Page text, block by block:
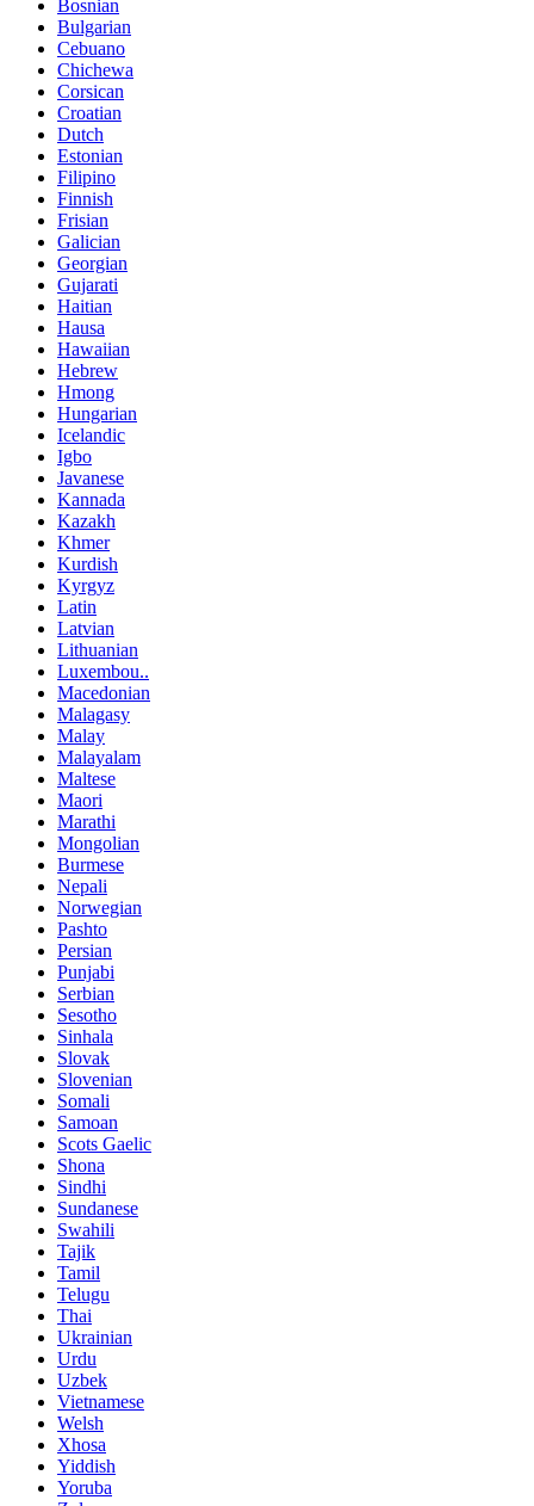
Bosnian
Bulgarian
Cebuano
Chichewa
Corsican
Croatian
Dutch
Estonian
Filipino
Finnish
Frisian
Galician
Georgian
Gujarati
Haitian
Hausa
Hawaiian
Hebrew
Hmong
Hungarian
Icelandic
Igbo
Javanese
Kannada
Kazakh
Khmer
Kurdish
Kyrgyz
Latin
Latvian
Lithuanian
Luxembou..
Macedonian
Malagasy
Malay
Malayalam
Maltese
Maori
Marathi
Mongolian
Burmese
Nepali
Norwegian
Pashto
Persian
Punjabi
Serbian
Sesotho
Sinhala
Slovak
Slovenian
Somali
Samoan
Scots Gaelic
Shona
Sindhi
Sundanese
Swahili
Tajik
Tamil
Telugu
Thai
Ukrainian
Urdu
Uzbek
Vietnamese
Welsh
Xhosa
Yiddish
Yoruba